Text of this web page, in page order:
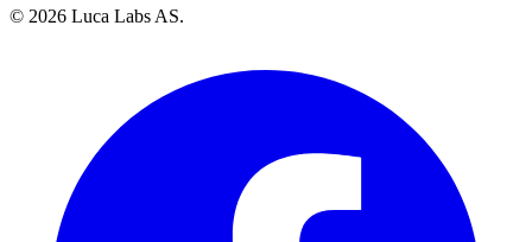
© 2026 Luca Labs AS.